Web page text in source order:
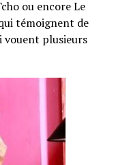
ou encore Le
témoignent de
vouent plusieurs